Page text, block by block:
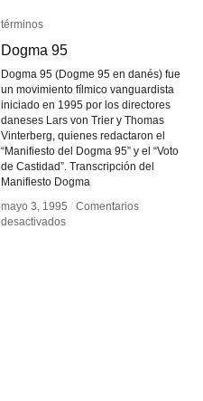
términos
Dogma 95
Dogma 95 (Dogme 95 en danés) fue
un movimiento fílmico vanguardista
iniciado en 1995 por los directores
daneses Lars von Trier y Thomas
Vinterberg, quienes redactaron el
“Manifiesto del Dogma 95” y el “Voto
de Castidad”. Transcripción del
Manifiesto Dogma
mayo 3, 1995 / Comentarios
desactivadosen
términos
Dogma 95
mayo 3, 1995 / Comentarios
desactivadosen